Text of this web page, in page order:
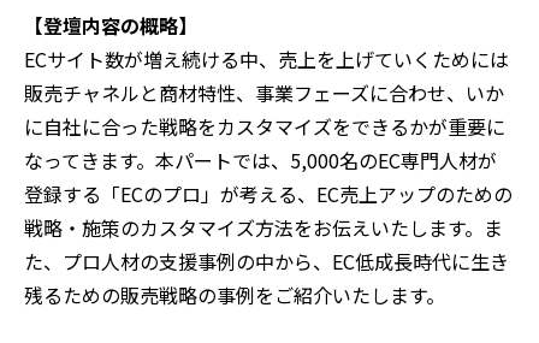
【登壇内容の概略】
ECサイト数が増え続ける中、売上を上げていくためには
販売チャネルと商材特性、事業フェーズに合わせ、いか
に自社に合った戦略をカスタマイズをできるかが重要に
なってきます。本パートでは、5,000名のEC専門人材が
登録する「ECのプロ」が考える、EC売上アップのための
戦略・施策のカスタマイズ方法をお伝えいたします。ま
た、プロ人材の支援事例の中から、EC低成長時代に生き
残るための販売戦略の事例をご紹介いたします。